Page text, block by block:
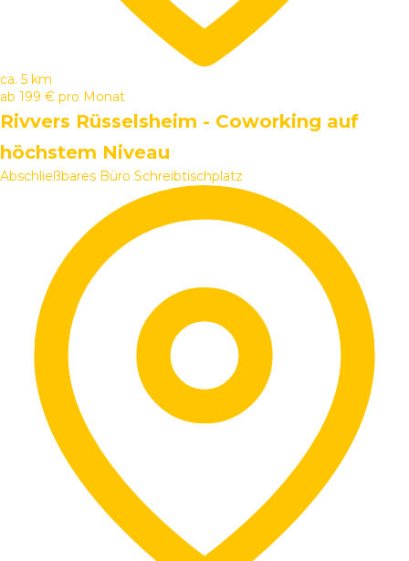
ca. 5 km
ab 199 € pro Monat
Rivvers Rüsselsheim - Coworking auf
höchstem Niveau
Abschließbares Büro Schreibtischplatz